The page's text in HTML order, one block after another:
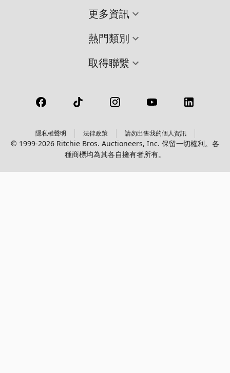
更多資訊
熱門類別
取得聯繫
隱私權聲明 法律政策 請勿出售我的個人資訊
© 1999-2026 Ritchie Bros. Auctioneers, Inc. 保留一切權利。各
種商標均為其各自擁有者所有。